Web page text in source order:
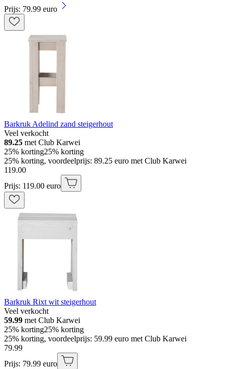
Prijs: 79.99 euro
Barkruk Adelind zand steigerhout
Veel verkocht
89.25 met Club Karwei
25% korting25% korting
25% korting, voordeelprijs: 89.25 euro met Club Karwei
119.00
Prijs: 119.00 euro
Barkruk Rixt wit steigerhout
Veel verkocht
59.99 met Club Karwei
25% korting25% korting
25% korting, voordeelprijs: 59.99 euro met Club Karwei
79.99
Prijs: 79.99 euro